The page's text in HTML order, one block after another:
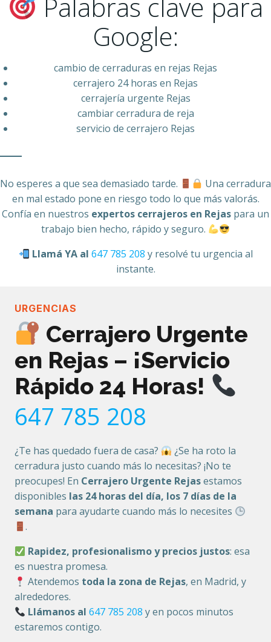
Palabras clave para
Google:
cambio de cerraduras en rejas Rejas
cerrajero 24 horas en Rejas
cerrajería urgente Rejas
cambiar cerradura de reja
servicio de cerrajero Rejas
No esperes a que sea demasiado tarde.
Una cerradura
en mal estado pone en riesgo todo lo que más valorás.
Confía en nuestros expertos cerrajeros en Rejas para un
trabajo bien hecho, rápido y seguro.
Llamá YA al 647 785 208 y resolvé tu urgencia al
instante.
URGENCIAS
Cerrajero Urgente
en Rejas – ¡Servicio
Rápido 24 Horas!
647 785 208
¿Te has quedado fuera de casa?
¿Se ha roto la
cerradura justo cuando más lo necesitas? ¡No te
preocupes! En Cerrajero Urgente Rejasestamos
disponibles las 24 horas del día, los 7 días de la
semana para ayudarte cuando más lo necesites
.
Rapidez, profesionalismo y precios justos: esa
es nuestra promesa.
Atendemos toda la zona de Rejas, en Madrid, y
alrededores.
Llámanos al647 785 208 y en pocos minutos
estaremos contigo.